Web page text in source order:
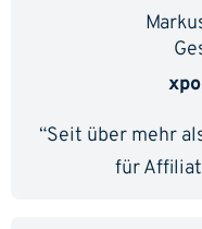
“Seit über mehr
für